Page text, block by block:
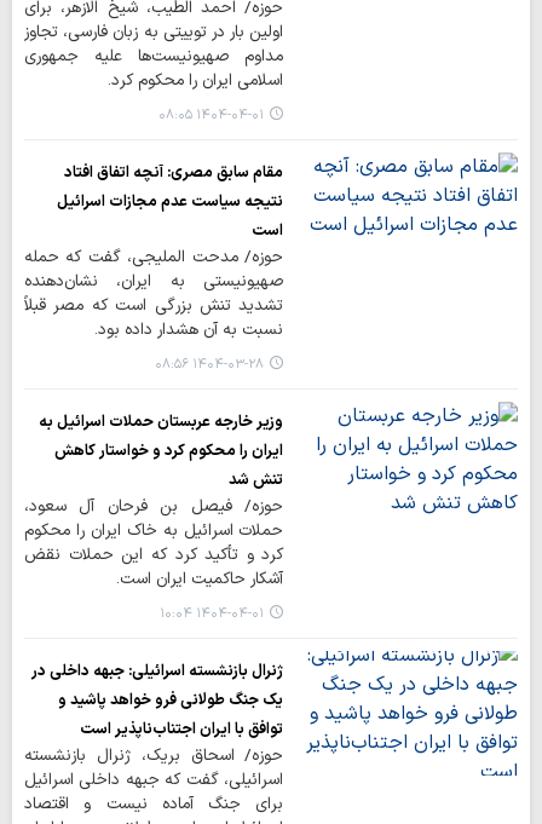
حوزه/ احمد الطیب، شیخ الازهر، برای
اولین بار در توییتی به زبان فارسی، تجاوز
مداوم صهیونیست‌ها علیه جمهوری
اسلامی ایران را محکوم کرد.
۱۴۰۴-۰۴-۰۱ ۰۸:۰۵
مقام سابق مصری: آنچه اتفاق افتاد
نتیجه سیاست عدم مجازات اسرائیل
است
حوزه/ مدحت الملیجی، گفت که حمله
صهیونیستی به ایران، نشان‌دهنده
تشدید تنش بزرگی است که مصر قبلاً
نسبت به آن هشدار داده بود.
۱۴۰۴-۰۳-۲۸ ۰۸:۵۶
وزیر خارجه عربستان حملات اسرائیل به
ایران را محکوم کرد و خواستار کاهش
تنش شد
حوزه/ فیصل بن فرحان آل سعود،
حملات اسرائیل به خاک ایران را محکوم
کرد و تأکید کرد که این حملات نقض
آشکار حاکمیت ایران است.
۱۴۰۴-۰۴-۰۱ ۱۰:۰۴
ژنرال بازنشسته اسرائیلی: جبهه داخلی در
یک جنگ طولانی فرو خواهد پاشید و
توافق با ایران اجتناب‌ناپذیر است
حوزه/ اسحاق بریک، ژنرال بازنشسته
اسرائیلی، گفت که جبهه داخلی اسرائیل
برای جنگ آماده نیست و اقتصاد